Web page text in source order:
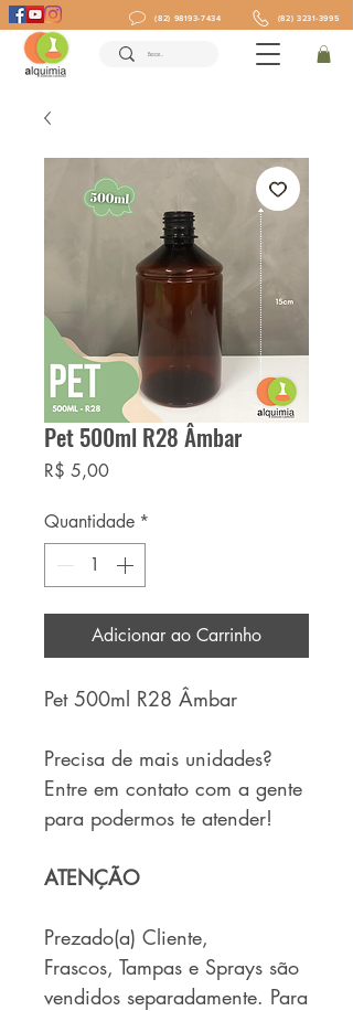
(82) 98193-7434 (82) 3231-3995
Pet 500ml R28 Âmbar
R$ 5,00Preço
Quantidade *
Adicionar ao Carrinho
Pet 500ml R28 Âmbar
Precisa de mais unidades?
Entre em contato com a gente
para podermos te atender!
ATENÇÃO
Prezado(a) Cliente,
Frascos, Tampas e Sprays são
vendidos separadamente. Para